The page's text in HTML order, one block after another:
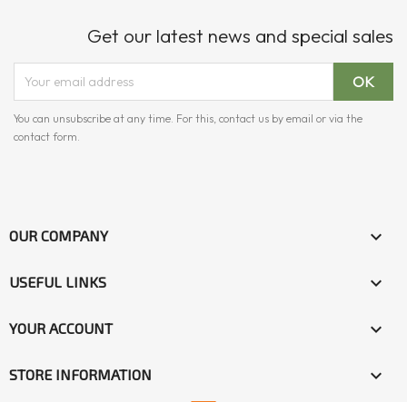
Get our latest news and special sales
You can unsubscribe at any time. For this, contact us by email or via the
contact form.
OUR COMPANY 
USEFUL LINKS 
YOUR ACCOUNT 
STORE INFORMATION keyboard_arrow_down